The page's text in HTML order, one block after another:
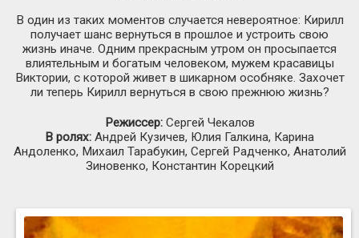
В один из таких моментов случается невероятное: Кирилл
получает шанс вернуться в прошлое и устроить свою
жизнь иначе. Одним прекрасным утром он просыпается
влиятельным и богатым человеком, мужем красавицы
Виктории, с которой живет в шикарном особняке. Захочет
ли теперь Кирилл вернуться в свою прежнюю жизнь?
Режиссер: Сергей Чекалов
В ролях: Андрей Кузичев, Юлия Галкина, Карина
Андоленко, Михаил Тарабукин, Сергей Радченко, Анатолий
Зиновенко, Константин Корецкий